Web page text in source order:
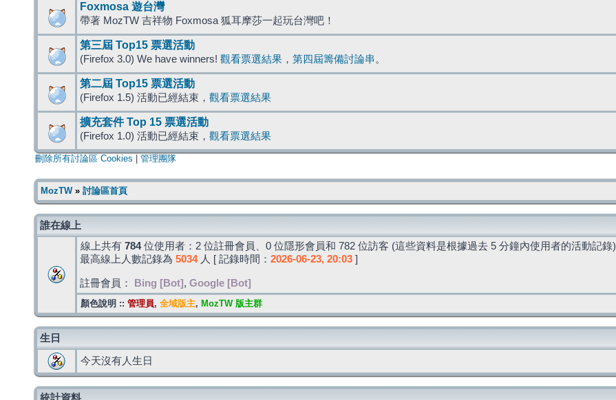
Foxmosa 遊台灣
帶著 MozTW 吉祥物 Foxmosa 狐耳摩莎一起玩台灣吧！
第三屆 Top15 票選活動
(Firefox 3.0) We have winners! 觀看票選結果 ， 第四屆籌備討論串 。
第二屆 Top15 票選活動
(Firefox 1.5) 活動已經結束， 觀看票選結果
擴充套件 Top 15 票選活動
(Firefox 1.0) 活動已經結束， 觀看票選結果
刪除所有討論區 Cookies 管理團隊
MozTW» 討論區首頁
誰在線上
線上共有 784位使用者：2 位註冊會員、0 位隱形會員和 782 位訪客 (這些資料是根據過去 5 分鐘內使用者的活動記錄)
最高線上人數記錄為 5034人 [ 記錄時間： 2026-06-23, 20:03 ]
註冊會員： Bing [Bot] , Google [Bot]
顏色說明 :: 管理員, 全域版主, MozTW 版主群
生日
今天沒有人生日